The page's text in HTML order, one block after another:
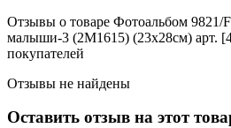
Отзывы о товаре Фотоальбом 9821/
малыши-3 (2М1615) (23x28см) арт.
покупателей
Отзывы не найдены
Оставить отзыв на этот